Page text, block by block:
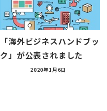
「海外ビジネスハンドブッ
ク」が公表されました
2020年1月6日